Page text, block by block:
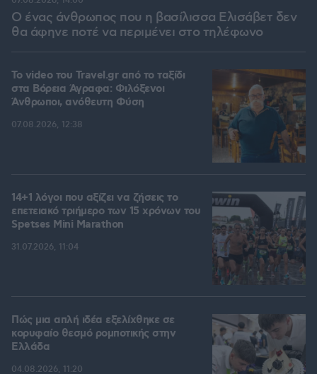
Ο ένας άνθρωπος που η βασίλισσα Ελισάβετ δεν
θα άφηνε ποτέ να περιμένει στο τηλέφωνο
To video του Travel.gr από το ταξίδι
στα Βόρεια Άγραφα: Φιλόξενοι
Άνθρωποι, ανόθευτη Φύση
07.08.2026, 12:38
14+1 λόγοι που αξίζει να ζήσεις το
επετειακό τριήμερο των 15 χρόνων του
Spetses Mini Marathon
31.07.2026, 11:04
Πώς μια απλή ιδέα εξελίχθηκε σε
κορυφαίο θεσμό ρομποτικής στην
Ελλάδα
04.08.2026, 11:20